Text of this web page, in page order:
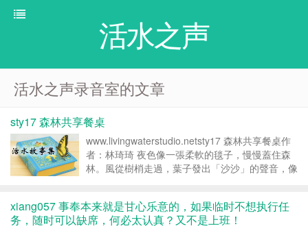
活水之声
活水之声录音室的文章
sty17 森林共享餐桌
www.livingwaterstudio.netsty17 森林共享餐桌作
者：林琦琦 夜色像一張柔軟的毯子，慢慢蓋住森
林。風從樹梢走過，葉子發出「沙沙」的聲音，像
桌子...
xiang057 事奉本来就是甘心乐意的，如果临时不想执行任
务，随时可以缺席，何必太认真？又不是上班！